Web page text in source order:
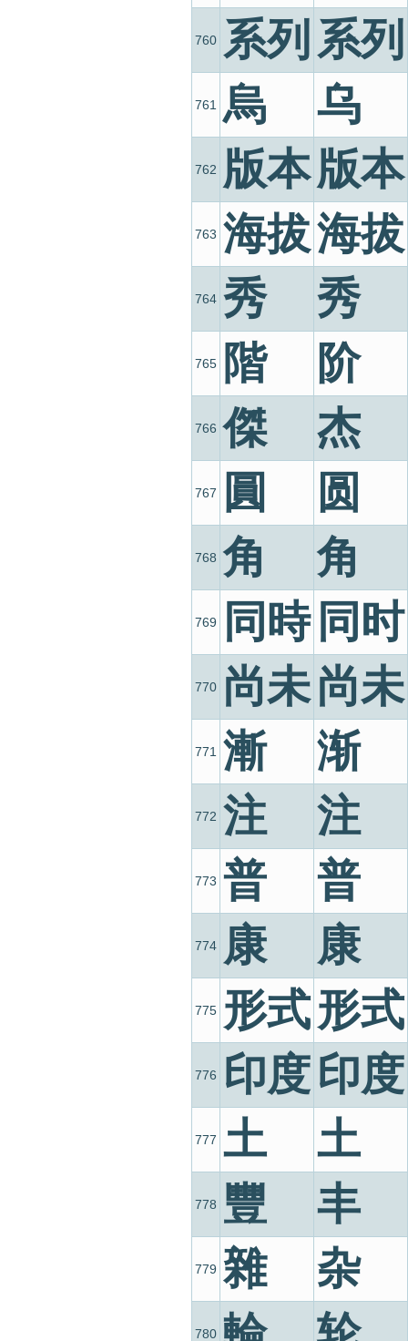
760 系列 系列
761 烏 乌
762 版本版本
763 海拔海拔
764 秀 秀
765 階 阶
766 傑 杰
767 圓 圆
768 角 角
769 同時 同时
770 尚未尚未
771 漸 渐
772 注 注
773 普 普
774 康 康
775 形式形式
776 印度印度
777 土 土
778 豐 丰
779 雜 杂
780